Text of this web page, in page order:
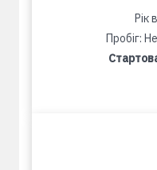
Рік
Пробіг: